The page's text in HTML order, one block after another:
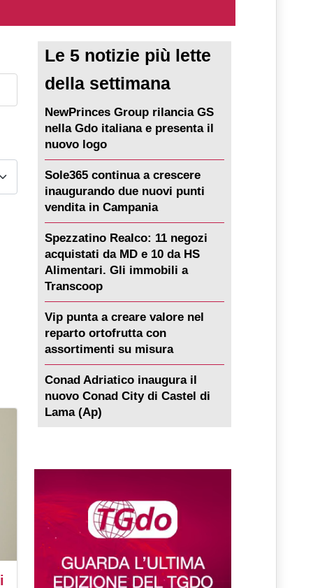
Le 5 notizie più lette
della settimana
NewPrinces Group rilancia GS
nella Gdo italiana e presenta il
nuovo logo
Sole365 continua a crescere
inaugurando due nuovi punti
vendita in Campania
Spezzatino Realco: 11 negozi
acquistati da MD e 10 da HS
Alimentari. Gli immobili a
Transcoop
Vip punta a creare valore nel
reparto ortofrutta con
assortimenti su misura
Conad Adriatico inaugura il
nuovo Conad City di Castel di
Lama (Ap)